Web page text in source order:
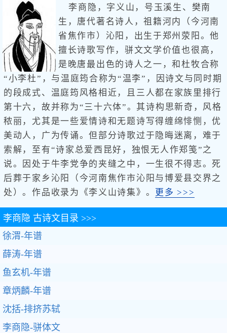
李商隐，字义山，号玉溪生、樊南
生，唐代著名诗人，祖籍河内（今河南
省焦作市）沁阳，出生于郑州荥阳。他
擅长诗歌写作，骈文文学价值也很高，
是晚唐最出色的诗人之一，和杜牧合称
“小李杜”，与温庭筠合称为“温李”，因诗文与同时期
的段成式、温庭筠风格相近，且三人都在家族里排行
第十六，故并称为“三十六体”。其诗构思新奇，风格
秾丽，尤其是一些爱情诗和无题诗写得缠绵悱恻，优
美动人，广为传诵。但部分诗歌过于隐晦迷离，难于
索解，至有“诗家总爱西昆好，独恨无人作郑笺”之
说。因处于牛李党争的夹缝之中，一生很不得志。死
后葬于家乡沁阳（今河南焦作市沁阳与博爱县交界之
处）。作品收录为《李义山诗集》。 更多 >>>
李商隐 古诗文目录 >>>
徐渭-年谱
薛涛-年谱
鱼玄机-年谱
章炳麟-年谱
沈括-排挤苏轼
李商隐-骈体文